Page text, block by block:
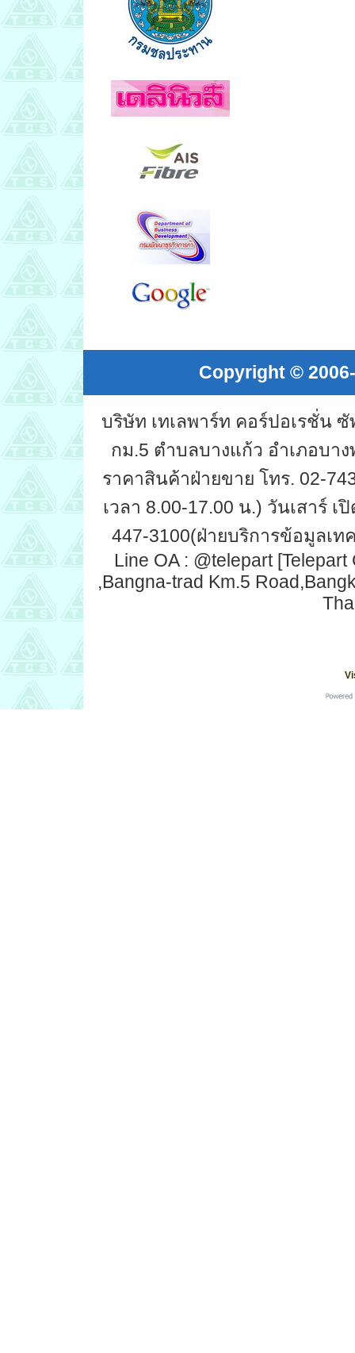
Copyright ©
บริษัท เทเลพาร์ท คอร์ปอเรชั่น
กม.5 ตำบลบางแก้ว อำเภอบา
ราคาสินค้าฝ่ายขาย โทร. 02-
เวลา 8.00-17.00 น.) วันเสาร์
447-3100(ฝ่ายบริการข้อมูลเท
Line OA : @telepart
,Bangna-trad Km.5